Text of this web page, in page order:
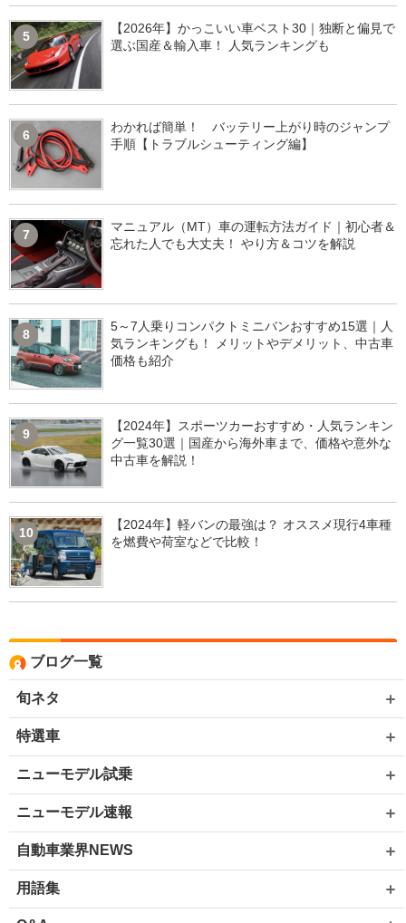
5
【2026年】かっこいい車ベスト30｜独断と偏見で
選ぶ国産＆輸入車！ 人気ランキングも
6
わかれば簡単！ バッテリー上がり時のジャンプ
手順【トラブルシューティング編】
7
マニュアル（MT）車の運転方法ガイド｜初心者＆
忘れた人でも大丈夫！ やり方＆コツを解説
8
5～7人乗りコンパクトミニバンおすすめ15選｜人
気ランキングも！ メリットやデメリット、中古車
価格も紹介
9
【2024年】スポーツカーおすすめ・人気ランキン
グ一覧30選｜国産から海外車まで、価格や意外な
中古車を解説！
10
【2024年】軽バンの最強は？ オススメ現行4車種
を燃費や荷室などで比較！
ブログ一覧
旬ネタ
特選車
ニューモデル試乗
ニューモデル速報
自動車業界NEWS
用語集